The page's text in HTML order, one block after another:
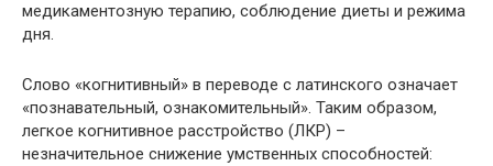
медикаментозную терапию, соблюдение диеты и режима
дня.
Слово «когнитивный» в переводе с латинского означает
«познавательный, ознакомительный». Таким образом,
легкое когнитивное расстройство (ЛКР) –
незначительное снижение умственных способностей: